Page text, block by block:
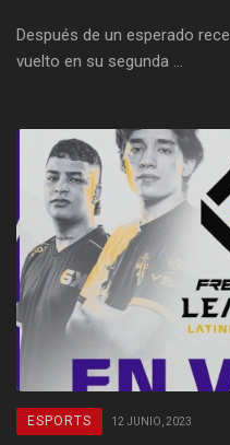
Después de un esperado
vuelto en su segunda ...
ESPORTS 12 JUNIO, 2023